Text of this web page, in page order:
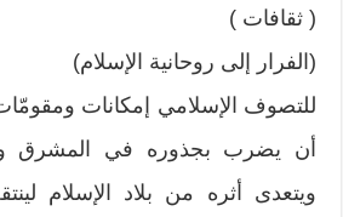
( ثقافات )
(الفرار إلى روحانية الإسلام)
للتصوف الإسلامي إمكانات
أن يضرب بجذوره في المشرق
ويتعدى أثره من بلاد الإسلام